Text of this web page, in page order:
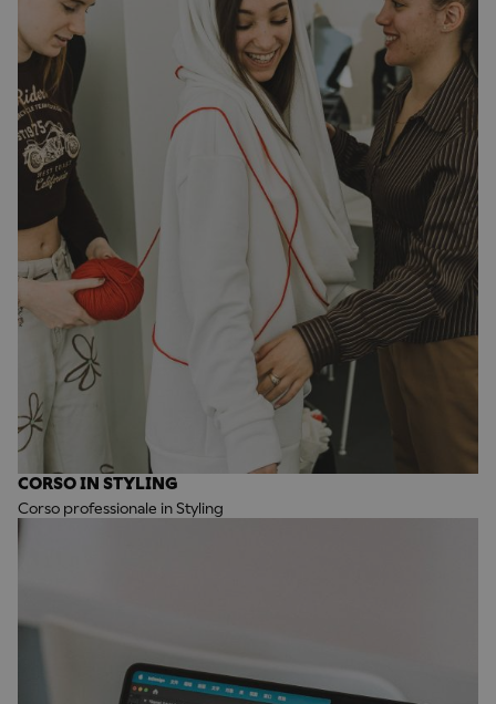
CORSO IN STYLING
Corso professionale in Styling